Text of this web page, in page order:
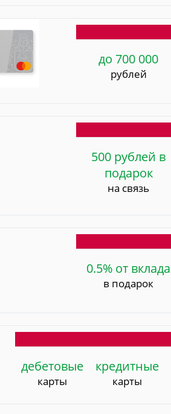
до 700 000
рублей
500 рублей в
подарок
на связь
0.5% от вклада
в подарок
дебетовые
карты
кредитные
карты